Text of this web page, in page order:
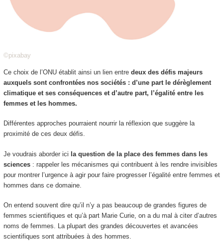
©pixabay
Ce choix de l’ONU établit ainsi un lien entre deux des défis majeurs
auxquels sont confrontées nos sociétés : d’une part le dérèglement
climatique et ses conséquences et d’autre part, l’égalité entre les
femmes et les hommes.
Différentes approches pourraient nourrir la réflexion que suggère la
proximité de ces deux défis.
Je voudrais aborder ici la question de la place des femmes dans les
sciences: rappeler les mécanismes qui contribuent à les rendre invisibles
pour montrer l’urgence à agir pour faire progresser l’égalité entre femmes et
hommes dans ce domaine.
On entend souvent dire qu’il n’y a pas beaucoup de grandes figures de
femmes scientifiques et qu’à part Marie Curie, on a du mal à citer d’autres
noms de femmes. La plupart des grandes découvertes et avancées
scientifiques sont attribuées à des hommes.